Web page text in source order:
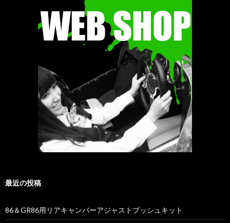
最近の投稿
86＆GR86用リアキャンバーアジャストブッシュキット